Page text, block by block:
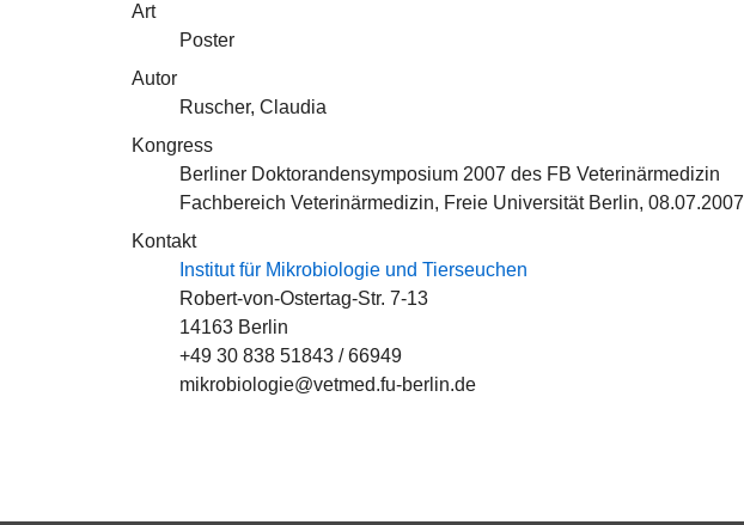
Art
Poster
Autor
Ruscher, Claudia
Kongress
Berliner Doktorandensymposium 2007 des FB Veterinärmedizin
Fachbereich Veterinärmedizin, Freie Universität Berlin, 08.07.2007
Kontakt
Institut für Mikrobiologie und Tierseuchen
Robert-von-Ostertag-Str. 7-13
14163 Berlin
+49 30 838 51843 / 66949
mikrobiologie@vetmed.fu-berlin.de